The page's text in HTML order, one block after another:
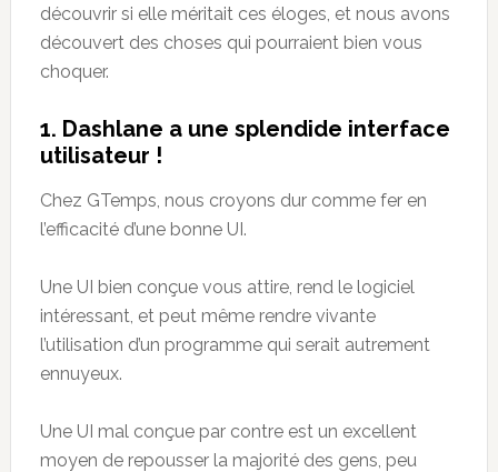
découvrir si elle méritait ces éloges, et nous avons
découvert des choses qui pourraient bien vous
choquer.
1. Dashlane a une splendide interface
utilisateur !
Chez GTemps, nous croyons dur comme fer en
l’efficacité d’une bonne UI.
Une UI bien conçue vous attire, rend le logiciel
intéressant, et peut même rendre vivante
l’utilisation d’un programme qui serait autrement
ennuyeux.
Une UI mal conçue par contre est un excellent
moyen de repousser la majorité des gens, peu